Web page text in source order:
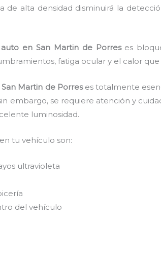
de alta densidad disminuirá la
en San Martin de Porres es
fatiga ocular y el calor
Martin de Porres estotalmente
embargo, se requiere atención y
luminosidad.
tu vehículo son:
ultravioleta
del vehículo